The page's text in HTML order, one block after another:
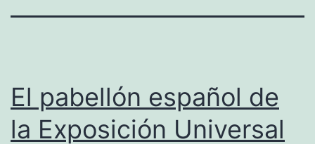
El pabellón español de
la Exposición Universal